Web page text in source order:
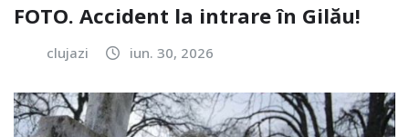
FOTO. Accident la intrare în Gilău!
clujazi iun. 30, 2026